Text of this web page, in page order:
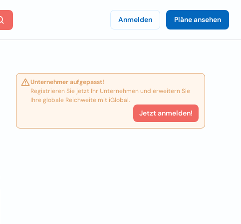
Anmelden Pläne ansehen
Unternehmer aufgepasst!
Registrieren Sie jetzt Ihr Unternehmen und erweitern Sie
Ihre globale Reichweite mit iGlobal.
Jetzt anmelden!